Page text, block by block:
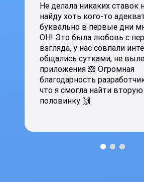
Не делала никаких ставок
найду хоть кого-то
буквально в первые дни
ОН! Это была любовь с
взгляда, у нас совпали
общались сутками, не
приложения 🙈 Огромная
благодарность
что я смогла найти вторую
половинку 🙌